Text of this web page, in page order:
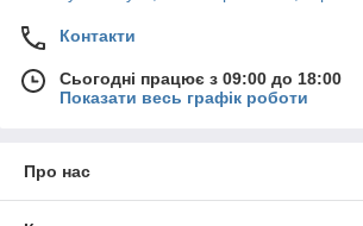
Контакти
Сьогодні працює з 09:00 до 18:00
Показати весь графік роботи
Про нас